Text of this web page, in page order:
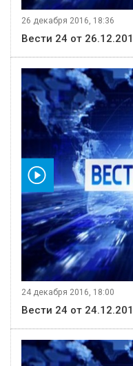
26 декабря 2016, 18:36
Вести 24 от
24 декабря 2016, 18:00
Вести 24 от